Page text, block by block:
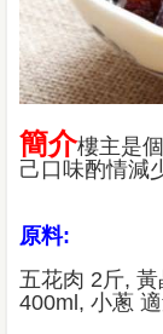
簡介樓主是
己口味酌情減
原料:
五花肉 2斤,
400ml, 小蔥